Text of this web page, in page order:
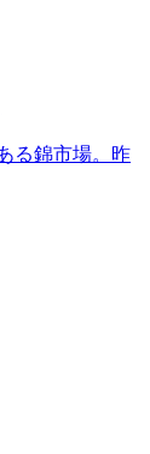
る錦市場。昨